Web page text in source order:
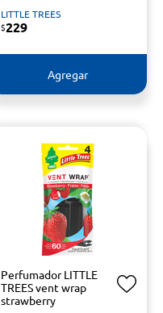
LITTLE TREES
$229
Agregar
Perfumador LITTLE
TREES vent wrap
strawberry